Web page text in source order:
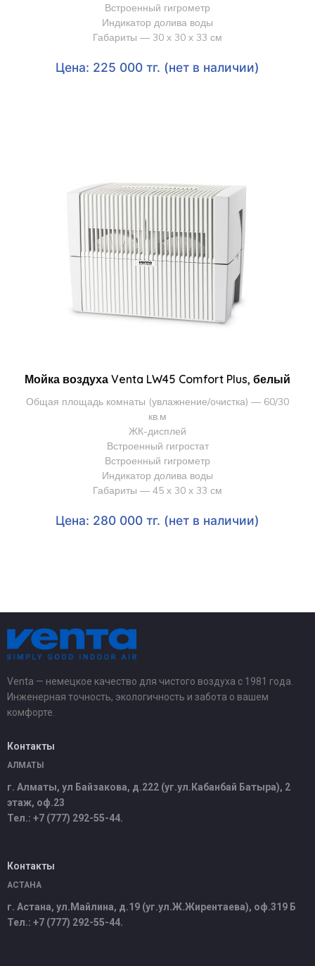
Встроенный гигрометр
Индикатор долива воды
Габариты — 30 х 30 х 33 см
Цена: 225 000 тг. (нет в наличии)
Мойка воздуха Venta LW45 Comfort Plus, белый
Общая площадь комнаты (увлажнение/очистка) — 60/30
кв.м
ЖК-дисплей
Встроенный гигростат
Встроенный гигрометр
Индикатор долива воды
Габариты — 45 х 30 х 33 см
Цена: 280 000 тг. (нет в наличии)
Venta — немецкое качество для чистого воздуха с 1981 года.
Инженерная точность, экологичность и забота о вашем
комфорте.
Контакты
АЛМАТЫ
г. Алматы, ул Байзакова, д.222 (уг.ул.Кабанбай Батыра), 2
этаж, оф.23
Тел.: +7 (777) 292-55-44.
Контакты
АСТАНА
г. Астана, ул.Майлина, д.19 (уг.ул.Ж.Жирентаева), оф.319 Б
Тел.: +7 (777) 292-55-44.